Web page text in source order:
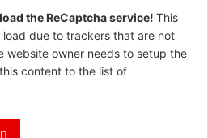
the ReCaptcha service! This
due to trackers that are not
website owner needs to setup the
content to the list of